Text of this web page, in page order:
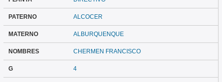
PATERNO ALCOCER
MATERNO ALBURQUENQUE
NOMBRES CHERMEN FRANCISCO
G 4